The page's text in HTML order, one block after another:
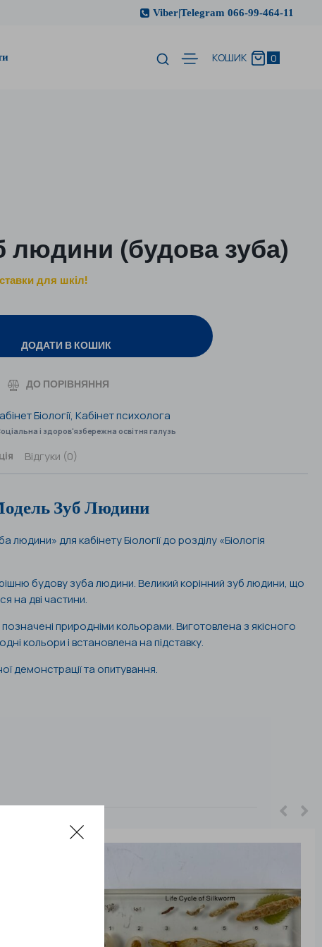
Viber|Telegram 066-99-464-11
КОШИК 0
(будова зуба)
для шкіл!
ДОДАТИ В КОШИК
ДО ПОРІВНЯННЯ
Біології, Кабінет психолога
і здоров'язбережна освітня галузь
Відгуки (0)
Зуб Людини
для кабінету Біології до розділу «Біологія
будову зуба людини. Великий корінний зуб людини, що
на дві частини.
природніми кольорами. Виготовлена з якісного
кольори і встановлена на підставку.
демонстрації та опитування.